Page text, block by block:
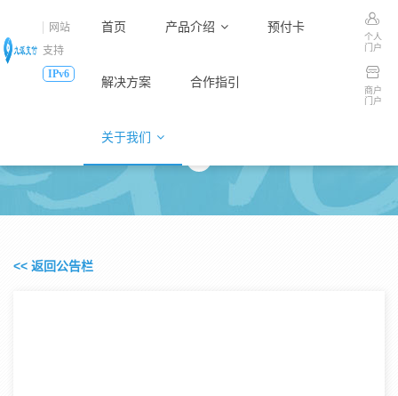
网站
支持
IPv6
首页 产品介绍 预付卡
解决方案 合作指引
关于我们
个人
门户
商户
门户
<< 返回公告栏